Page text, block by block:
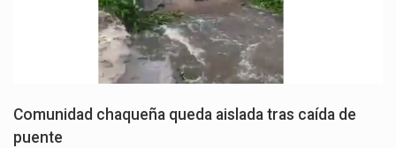
Comunidad chaqueña queda aislada tras caída de
puente